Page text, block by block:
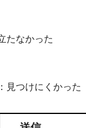
たなかった
見つけにくかった